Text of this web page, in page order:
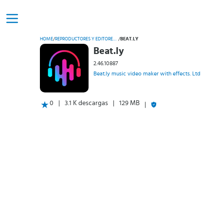
HOME/ REPRODUCTORES Y EDITORES DE VÍDEO / BEAT.LY
Beat.ly
2.46.10887
Beat.ly music video maker with effects. Ltd
0 3.1 K descargas 129 MB